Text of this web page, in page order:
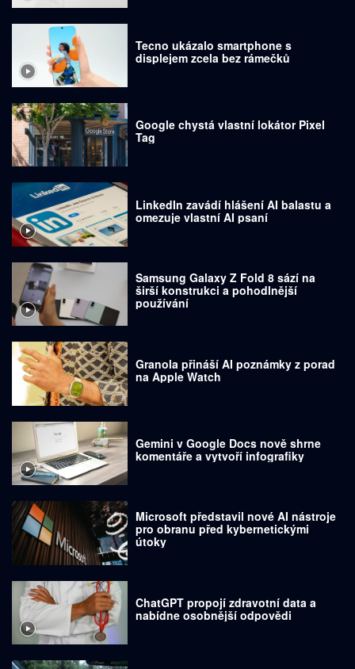
Tecno ukázalo smartphone s
displejem zcela bez rámečků
Google chystá vlastní lokátor Pixel
Tag
LinkedIn zavádí hlášení AI balastu a
omezuje vlastní AI psaní
Samsung Galaxy Z Fold 8 sází na
širší konstrukci a pohodlnější
používání
Granola přináší AI poznámky z porad
na Apple Watch
Gemini v Google Docs nově shrne
komentáře a vytvoří infografiky
Microsoft představil nové AI nástroje
pro obranu před kybernetickými
útoky
ChatGPT propojí zdravotní data a
nabídne osobnější odpovědi